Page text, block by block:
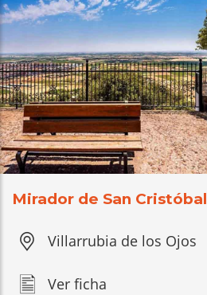
Mirador de San Cristóbal
Villarrubia de los Ojos
Ver ficha